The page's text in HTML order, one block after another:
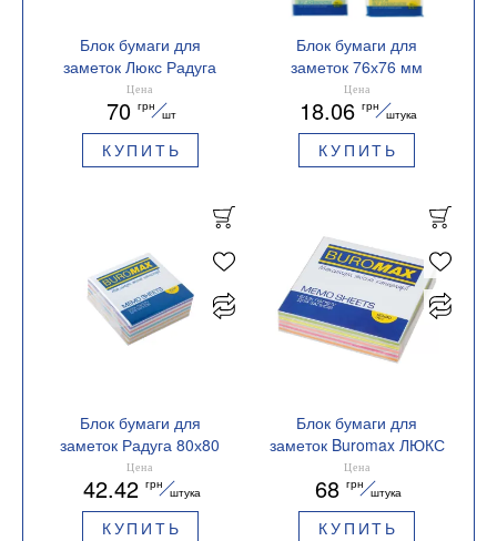
Блок бумаги для
заметок Люкс Радуга
90х90х30мм склееный
BM.2242
Цена
70 грн
шт
КУПИТЬ
Блок бумаги для
заметок 76х76 мм
BM.2312-99 Buromax
ассорти
Цена
18.06 грн
штука
КУПИТЬ
Блок бумаги для
заметок Радуга 80х80
несклеенный BM.2233
Buromax
Цена
42.42 грн
штука
КУПИТЬ
Блок бумаги для
заметок Buromax ЛЮКС
ЗЕБРА 90х90х20
склеенный BM.2258
Цена
68 грн
штука
КУПИТЬ